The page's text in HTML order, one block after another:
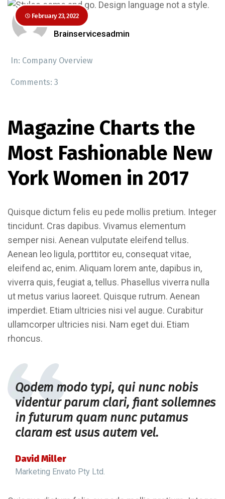
February 23, 2022
Author
Brainservicesadmin
In: Company Overview
Comments: 3
Magazine Charts the
Most Fashionable New
York Women in 2017
Quisque dictum felis eu pede mollis pretium. Integer
tincidunt. Cras dapibus. Vivamus elementum
semper nisi. Aenean vulputate eleifend tellus.
Aenean leo ligula, porttitor eu, consequat vitae,
eleifend ac, enim. Aliquam lorem ante, dapibus in,
viverra quis, feugiat a, tellus. Phasellus viverra nulla
ut metus varius laoreet. Quisque rutrum. Aenean
imperdiet. Etiam ultricies nisi vel augue. Curabitur
ullamcorper ultricies nisi. Nam eget dui. Etiam
rhoncus.
Qodem modo typi, qui nunc nobis
videntur parum clari, fiant sollemnes
in futurum quam nunc putamus
claram est usus autem vel.
David Miller
Marketing Envato Pty Ltd.